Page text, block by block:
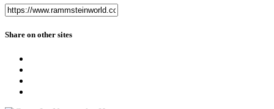
Share on other sites